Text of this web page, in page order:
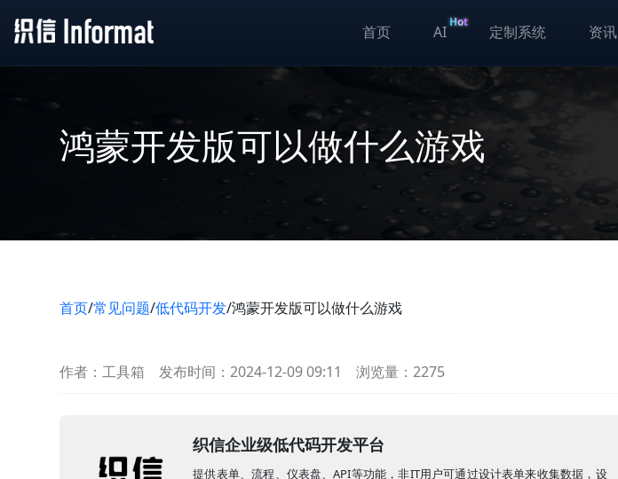
首页 AI
Hot
定制系统 资讯
鸿蒙开发版可以做什么游戏
首页/常见问题/低代码开发/鸿蒙开发版可以做什么游戏
作者：工具箱 发布时间：2024-12-09 09:11 浏览量：2275
织信企业级低代码开发平台
提供表单、流程、仪表盘、API等功能，非IT用户可通过设计表单来收集数据，设